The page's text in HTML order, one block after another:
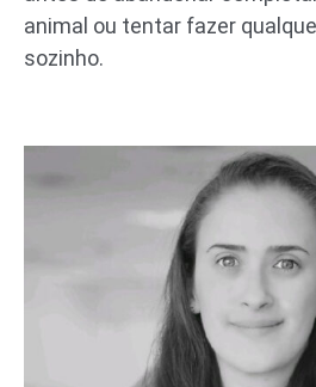
animal ou tentar fazer
sozinho.